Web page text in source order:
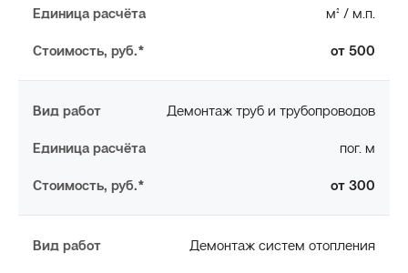
м² / м.п.
от 500
Демонтаж труб и трубопроводов
пог. м
от 300
Демонтаж систем отопления